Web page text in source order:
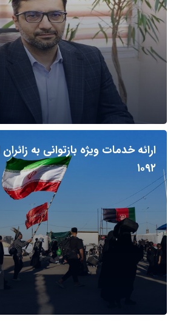
ارائه خدمات ویژه بازتوانی به
۱۰۹۲